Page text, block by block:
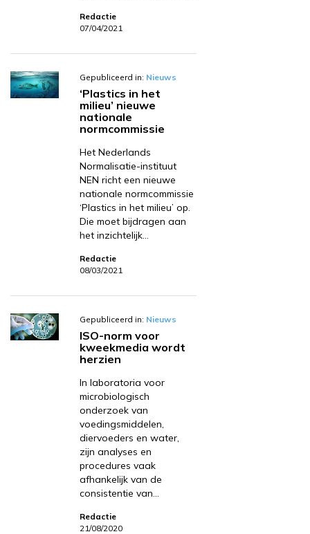
Redactie
07/04/2021
Gepubliceerd in: Nieuws
‘Plastics in het
milieu’ nieuwe
nationale
normcommissie
Het Nederlands
Normalisatie-instituut
NEN richt een nieuwe
nationale normcommissie
‘Plastics in het milieu’ op.
Die moet bijdragen aan
het inzichtelijk…
Redactie
08/03/2021
Gepubliceerd in: Nieuws
ISO-norm voor
kweekmedia wordt
herzien
In laboratoria voor
microbiologisch
onderzoek van
voedingsmiddelen,
diervoeders en water,
zijn analyses en
procedures vaak
afhankelijk van de
consistentie van…
Redactie
21/08/2020